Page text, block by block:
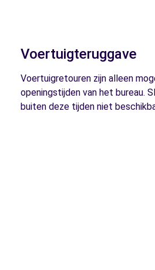
Voertuigteruggave
Voertuigretouren zijn alleen
openingstijden van het bureau.
buiten deze tijden niet